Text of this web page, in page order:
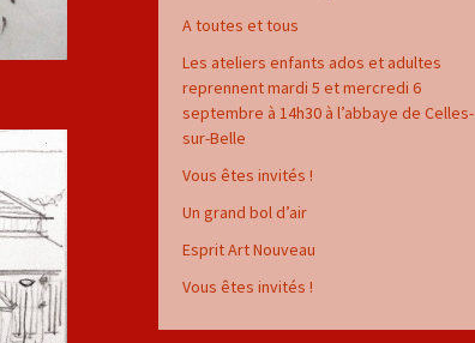
A toutes et tous
Les ateliers enfants ados et adultes
reprennent mardi 5 et mercredi 6
septembre à 14h30 à l’abbaye de Celles-
sur-Belle
Vous êtes invités !
Un grand bol d’air
Esprit Art Nouveau
Vous êtes invités !